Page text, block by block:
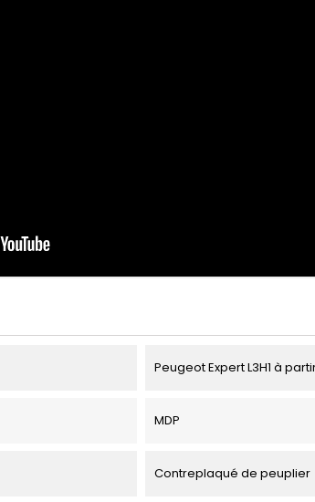
Peugeot Expert L3H1 à
MDP
Contreplaqué de peuplier